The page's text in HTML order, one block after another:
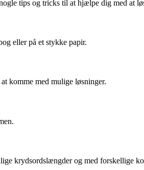
tips og tricks til at hjælpe dig med at
eller på et stykke papir.
komme med mulige løsninger.
krydsordslængder og med forskellige